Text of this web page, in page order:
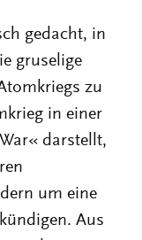
gedacht, in
gruselige
zu
in einer
darstellt,
um eine
Aus